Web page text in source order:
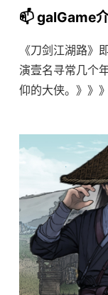
📫 galGame
《刀剑江湖路》
演壹名寻常几个
仰的大侠。》》